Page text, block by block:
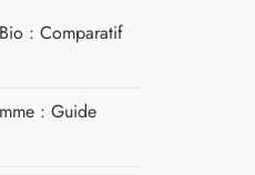
: Comparatif
: Guide